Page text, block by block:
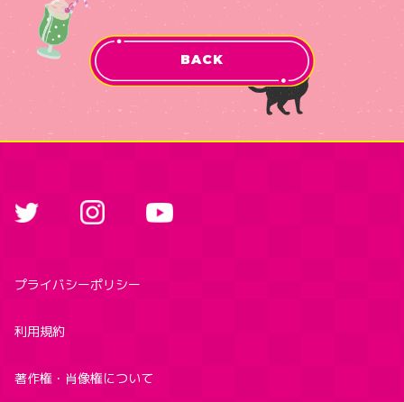
BACK
プライバシーポリシー
利用規約
著作権・肖像権について